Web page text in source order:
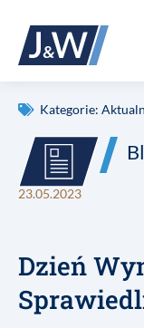
Kategorie:
23.05.2023
Dzień